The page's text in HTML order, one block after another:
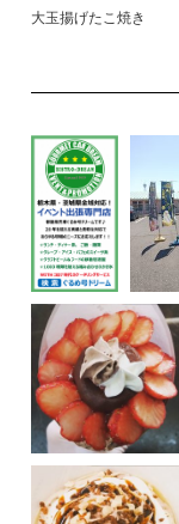
大玉揚げたこ焼き